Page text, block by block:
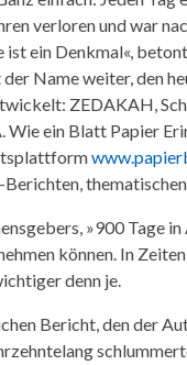
verloren und war
ein Denkmal«,
Name weiter, den
ZEDAKAH,
Wie ein Blatt Papier
Berichten,
»900 Tage
können. In
denn je.
Bericht, den der